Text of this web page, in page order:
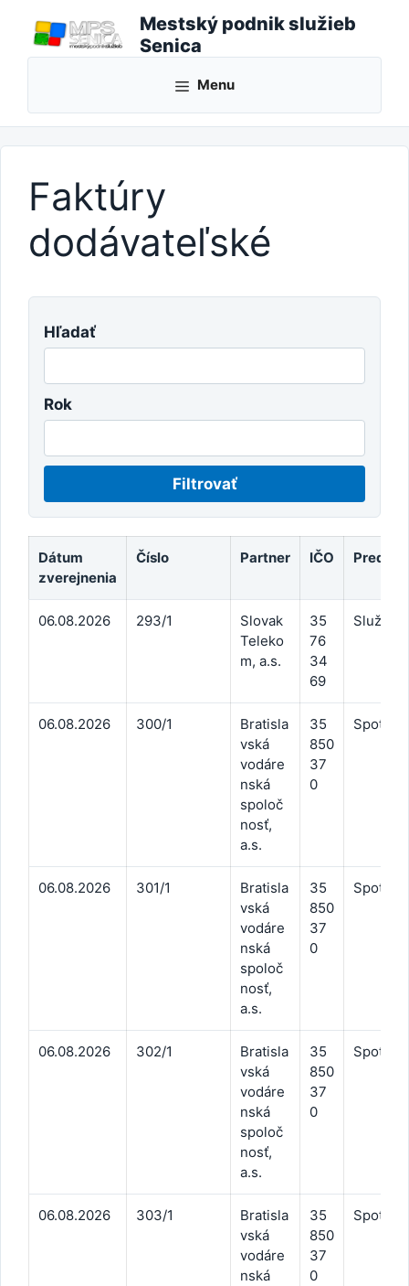
obsah
Mestský podnik služieb
Senica
Menu
Faktúry
dodávateľské
Hľadať
Rok
Filtrovať
Dátum
zverejnenia
Číslo Partner IČO
06.08.2026 293/1
Slovak
Teleko
m, a.s.
35
76
34
69
Služby
06.08.2026 300/1
Bratisla
vská
vodáre
nská
spoloč
nosť,
a.s.
35
850
37
0
06.08.2026 301/1
Bratisla
vská
vodáre
nská
spoloč
nosť,
a.s.
35
850
37
0
06.08.2026 302/1
Bratisla
vská
vodáre
nská
spoloč
nosť,
a.s.
35
850
37
0
06.08.2026 303/1
Bratisla
vská
vodáre
nská
35
850
37
0